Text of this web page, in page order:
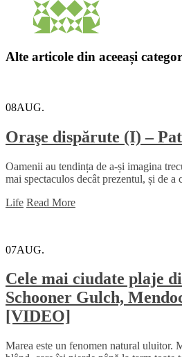
Alte articole din aceeași
08AUG.
Oraşe dispărute (I) –
Oamenii au tendința de a-și imagina
mai spectaculos decât prezentul, și de a
Life Read More
07AUG.
Cele mai ciudate plaje
Schooner Gulch,
[VIDEO]
Marea este un fenomen natural uluitor.